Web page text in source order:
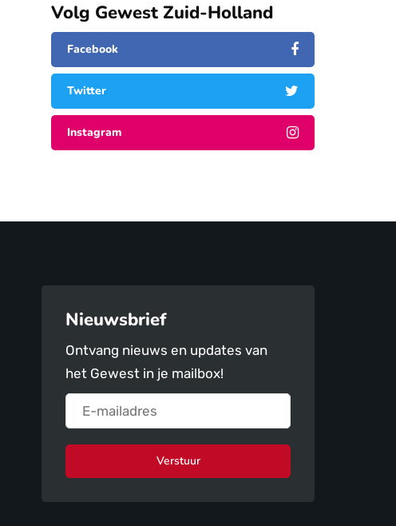
Volg Gewest Zuid-Holland
Facebook
Twitter
Instagram
Nieuwsbrief
Ontvang nieuws en updates van
het Gewest in je mailbox!
Verstuur